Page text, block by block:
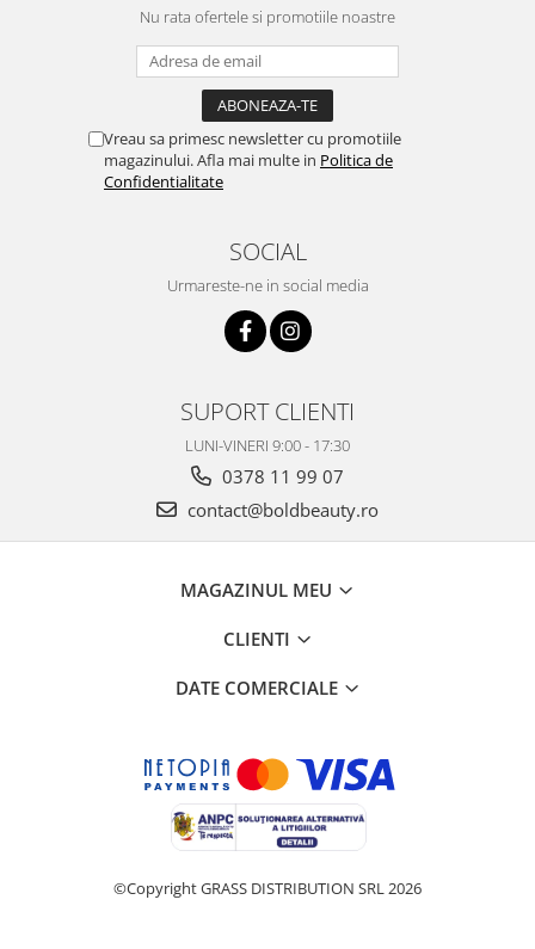
Nu rata ofertele si promotiile noastre
Vreau sa primesc newsletter cu promotiile
magazinului. Afla mai multe in Politica de
Confidentialitate
SOCIAL
Urmareste-ne in social media
SUPORT CLIENTI
LUNI-VINERI 9:00 - 17:30
0378 11 99 07
contact@boldbeauty.ro
MAGAZINUL MEU
CLIENTI
DATE COMERCIALE
©Copyright GRASS DISTRIBUTION SRL 2026